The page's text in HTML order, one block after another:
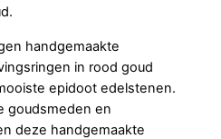
handgemaakte
in rood goud
epidoot edelstenen.
goudsmeden en
deze handgemaakte